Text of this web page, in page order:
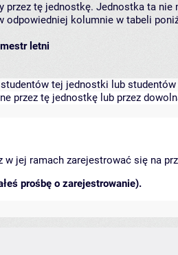
tę jednostkę. Jednostka ta
kolumnie w tabeli
letni
tej jednostki lub
przez tę jednostkę lub przez
jej ramach zarejestrować się na
prośbę o zarejestrowanie).